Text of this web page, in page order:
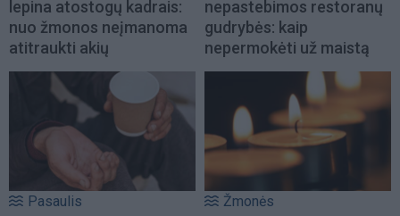
lepina atostogų kadrais:
nuo žmonos neįmanoma
atitraukti akių
nepastebimos restoranų
gudrybės: kaip
nepermokėti už maistą
Pasaulis Žmonės